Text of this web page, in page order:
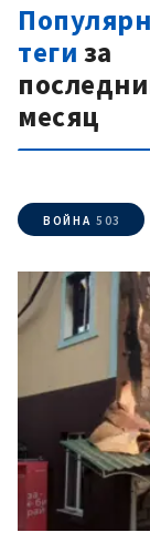
теги за
месяц
ВОЙНА 503